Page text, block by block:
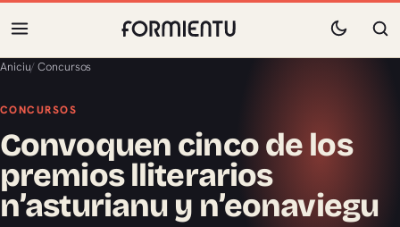
Aniciu/Concursos
CONCURSOS
Convoquen cinco de los
premios lliterarios
n’asturianu y n’eonaviegu